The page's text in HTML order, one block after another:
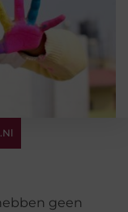
geen